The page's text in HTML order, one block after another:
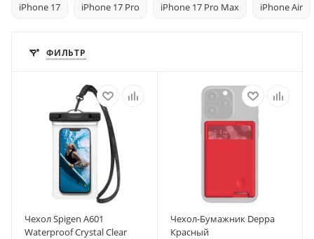
iPhone 17 iPhone 17 Pro iPhone 17 Pro Max iPhone Air
ФИЛЬТР
Чехол Spigen A601
Waterproof Crystal Clear
Чехол-Бумажник Deppa
Красный